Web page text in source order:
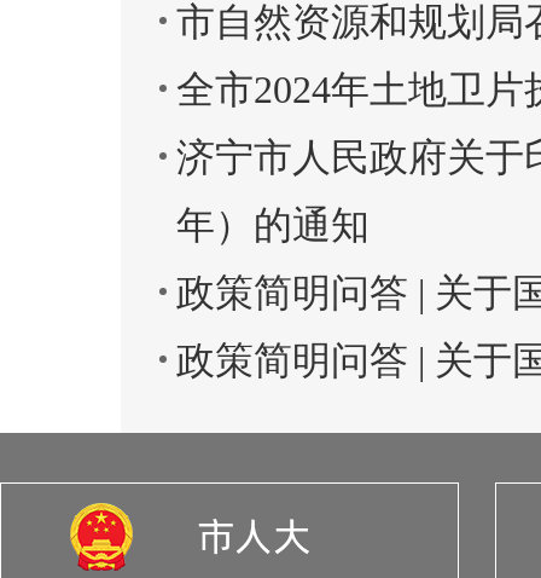
市自然资源和规划局
全市2024年土地卫
济宁市人民政府关于
年）的通知
政策简明问答 | 关于
政策简明问答 | 关于